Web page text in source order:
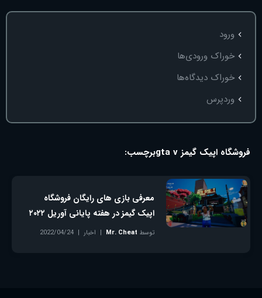
ورود
خوراک ورودی‌ها
خوراک دیدگاه‌ها
وردپرس
برچسب: فروشگاه اپیک گیمز gta v
معرفی بازی‌ های رایگان فروشگاه
اپیک گیمز در هفته پایانی آوریل ۲۰۲۲
توسط Mr. Cheat اخبار
2022/04/24